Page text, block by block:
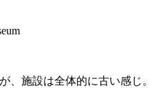
、施設は全体的に古い感じ。